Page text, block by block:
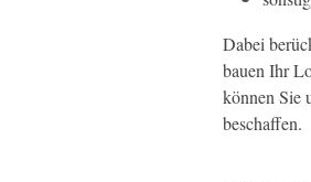
Dabei
bauen Ihr
können Sie
beschaffen.